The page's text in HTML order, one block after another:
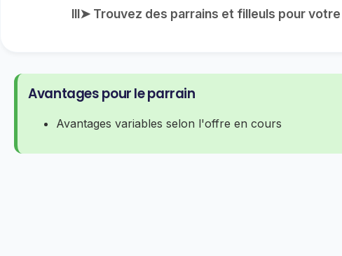
lll➤ Trouvez des parrains et filleuls pour
Avantages pour le parrain
Avantages variables selon l'offre en cours